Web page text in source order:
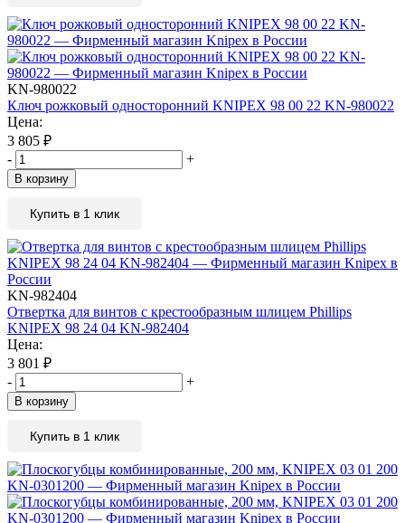
KN-980022
Ключ рожковый односторонний KNIPEX 98 00 22 KN-980022
Цена:
3 805 ₽
-
+
В корзину
Купить в 1 клик
KN-982404
Отвертка для винтов с крестообразным шлицем Phillips
KNIPEX 98 24 04 KN-982404
Цена:
3 801 ₽
-
+
В корзину
Купить в 1 клик